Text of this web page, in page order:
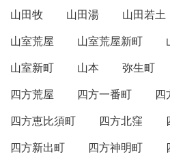
山田牧
山田湯 山田若土
山室荒屋
山室荒屋新町
山室新町
山本 弥生町
四方荒屋
四方一番町
四
四方恵比須町
四方北窪
四方新出町
四方神明町